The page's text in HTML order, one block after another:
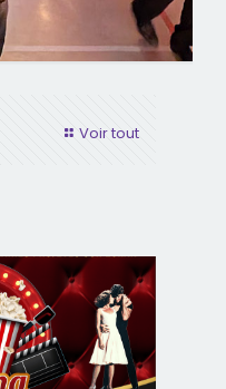
Voir tout